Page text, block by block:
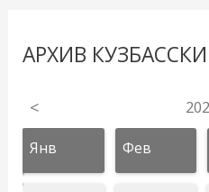
АРХИВ
<
Янв Фев